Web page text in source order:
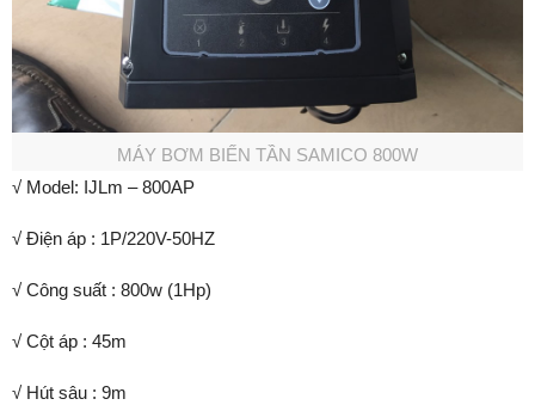
MÁY BƠM BIẾN TẦN SAMICO 800W
√ Model: IJLm – 800AP
√ Điện áp : 1P/220V-50HZ
√ Công suất : 800w (1Hp)
√ Cột áp : 45m
√ Hút sâu : 9m